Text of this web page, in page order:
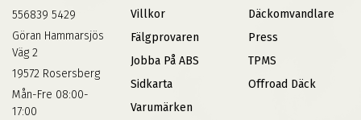
556839 5429
Göran Hammarsjös
Väg 2
19572 Rosersberg
Mån-Fre 08:00-
17:00
Villkor
Fälgprovaren
Jobba På ABS
Sidkarta
Varumärken
Däckomvandlare
Press
TPMS
Offroad Däck